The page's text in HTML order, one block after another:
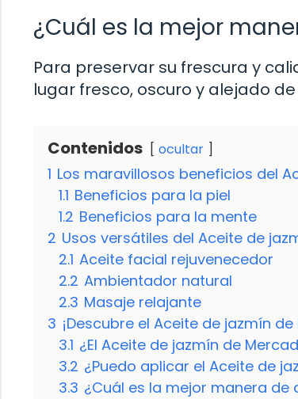
¿Cuál es la mejor
Para preservar su frescura y
lugar fresco, oscuro y alejado
Contenidos ocultar
1 Los maravillosos beneficios del
1.1 Beneficios para la piel
1.2 Beneficios para la mente
2 Usos versátiles del Aceite de
2.1 Aceite facial rejuvenecedor
2.2 Ambientador natural
2.3 Masaje relajante
3 ¡Descubre el Aceite de jazmín
3.1 ¿El Aceite de jazmín de
3.2 ¿Puedo aplicar el Aceite de
3.3 ¿Cuál es la mejor manera de